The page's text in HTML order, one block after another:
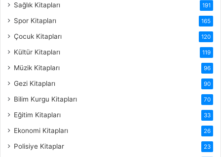
Sağlık Kitapları 191
Spor Kitapları 165
Çocuk Kitapları 120
Kültür Kitapları 119
Müzik Kitapları 96
Gezi Kitapları 90
Bilim Kurgu Kitapları 70
Eğitim Kitapları 33
Ekonomi Kitapları 26
Polisiye Kitaplar 23